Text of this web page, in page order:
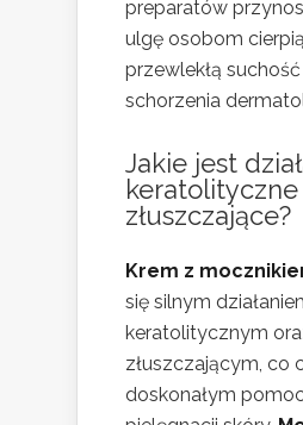
preparatów
ulgę osobom
przewlekłą
schorzenia
Jakie jest
keratolityczne
złuszczające?
Krem z
się silnym
keratolitycznym
złuszczającym, co
doskonałym